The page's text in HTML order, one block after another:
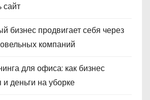
сайт
бизнес продвигает себя через
компаний
для офиса: как бизнес
деньги на уборке